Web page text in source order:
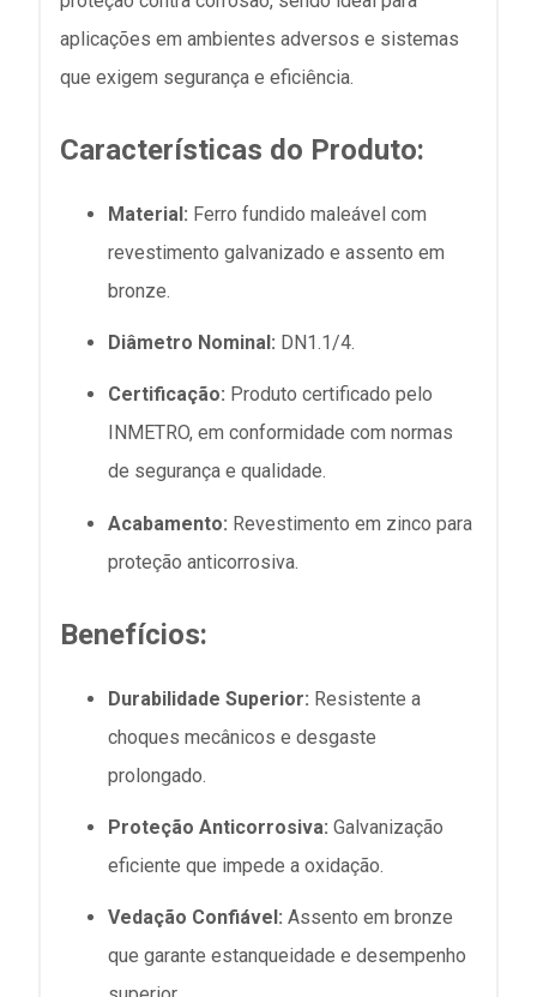
aplicações em ambientes adversos e sistemas
que exigem segurança e eficiência.
Características do Produto:
Material: Ferro fundido maleável com
revestimento galvanizado e assento em
bronze.
Diâmetro Nominal: DN1.1/4.
Certificação: Produto certificado pelo
INMETRO, em conformidade com normas
de segurança e qualidade.
Acabamento: Revestimento em zinco para
proteção anticorrosiva.
Benefícios:
Durabilidade Superior: Resistente a
choques mecânicos e desgaste
prolongado.
Proteção Anticorrosiva: Galvanização
eficiente que impede a oxidação.
Vedação Confiável: Assento em bronze
que garante estanqueidade e desempenho